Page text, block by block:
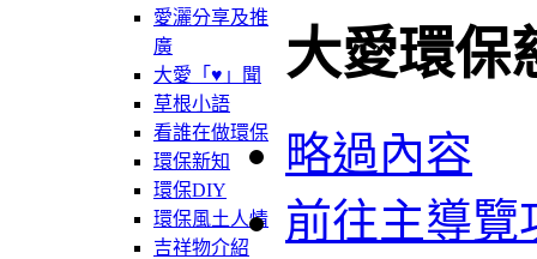
愛灑分享及推
廣
大愛「♥」聞
草根小語
看誰在做環保
環保新知
環保DIY
環保風土人情
吉祥物介紹
大愛環保
略過內容
前往主導覽